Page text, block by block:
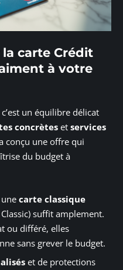
carte Crédit
à votre
un équilibre délicat
concrètes et services
conçu une offre qui
du budget à
carte classique
suffit amplement.
ou différé, elles
sans grever le budget.
et de protections